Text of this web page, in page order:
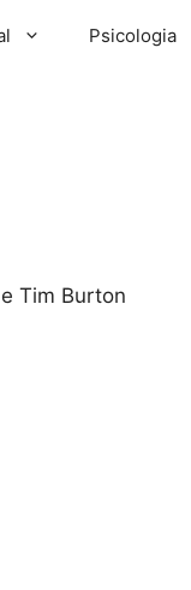
Psicologia
Tim Burton